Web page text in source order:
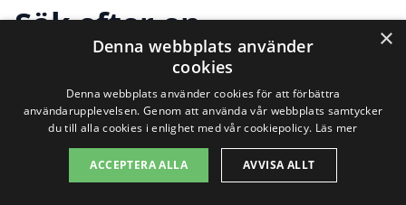
Sök efter en
professionell för
kontorsstädning i
andra städer nära
Berga
×
Denna webbplats använder
cookies
Denna webbplats använder cookies för att förbättra
användarupplevelsen. Genom att använda vår webbplats samtycker
du till alla cookies i enlighet med vår cookiepolicy. Läs mer
ACCEPTERA ALLA AVVISA ALLT